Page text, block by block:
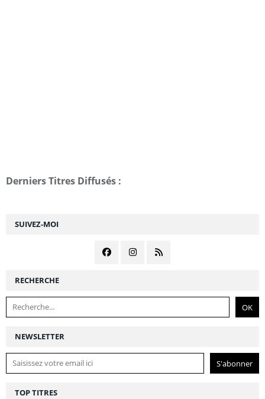
NEWSLETTER
SUIVEZ-MOI
RECHERCHE
Derniers Titres Diffusés :
TOP TITRES